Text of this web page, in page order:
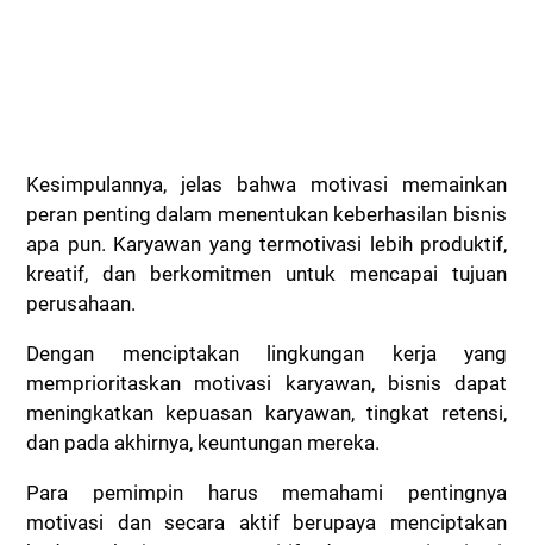
Kesimpulannya, jelas bahwa motivasi memainkan
peran penting dalam menentukan keberhasilan bisnis
apa pun. Karyawan yang termotivasi lebih produktif,
kreatif, dan berkomitmen untuk mencapai tujuan
perusahaan.
Dengan menciptakan lingkungan kerja yang
memprioritaskan motivasi karyawan, bisnis dapat
meningkatkan kepuasan karyawan, tingkat retensi,
dan pada akhirnya, keuntungan mereka.
Para pemimpin harus memahami pentingnya
motivasi dan secara aktif berupaya menciptakan